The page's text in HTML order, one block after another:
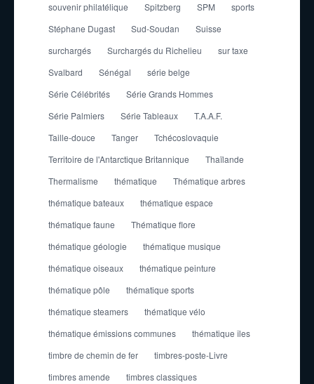
souvenir philatélique
Spitzberg SPM
sports
Stéphane Dugast
Sud-Soudan
Suisse
surchargés
Surchargés du Richelieu
sur taxe
Svalbard
Sénégal
série belge
Série Célébrités
Série Grands Hommes
Série Palmiers
Série Tableaux
T.A.A.F.
Taille-douce
Tanger
Tchécoslovaquie
Territoire de l'Antarctique Britannique
Thaïlande
Thermalisme
thématique
Thématique arbres
thématique bateaux
thématique espace
thématique faune
Thématique flore
thématique géologie
thématique musique
thématique oiseaux
thématique peinture
thématique pôle
thématique sports
thématique steamers
thématique vélo
thématique émissions communes
thématique îles
timbre de chemin de fer
timbres-poste-Livre
timbres amende
timbres classiques